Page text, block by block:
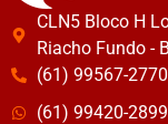
CLN5 Bloco H
Riacho Fundo -
(61) 99567-2770
(61) 99420-2899